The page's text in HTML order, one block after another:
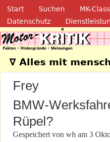
Direkt zum
Navigation
Start Suchen MK-
Datenschutz
Motor-
∇ Alles mit
Frey
BMW-
Rüpel?
Gespeichert von wh am 3